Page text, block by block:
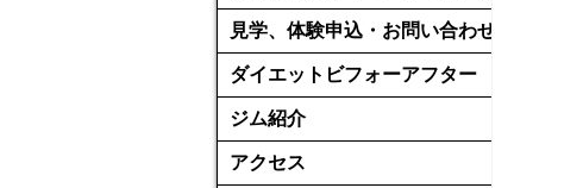
見学、体験申込・お問い合わせ
ダイエットビフォーアフター
ジム紹介
アクセス